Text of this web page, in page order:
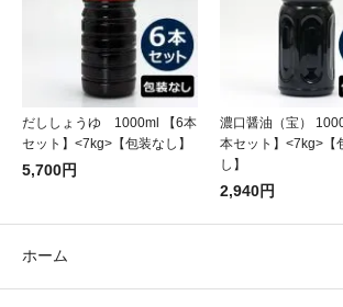
だししょうゆ 1000ml 【6本
セット】<7kg>【包装なし】
5,700円
濃口醤油（宝）
本セット】<7kg>【
し】
2,940円
ホーム